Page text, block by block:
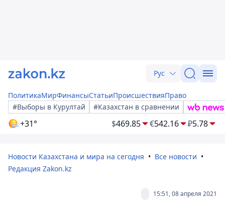
Рус
ПолитикаМирФинансыСтатьиПроисшествияПраво
#Выборы в Курултай
#Казахстан в сравнении
+31° $469.85 €542.16 ₽5.78
Новости Казахстана и мира на сегодня
Все новости
Редакция Zakon.kz
15:51, 08 апреля 2021